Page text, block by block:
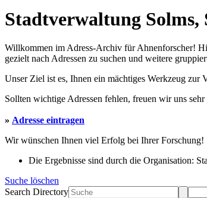
Stadtverwaltung Solms,
Willkommen im Adress-Archiv für Ahnenforscher!
gezielt nach Adressen zu suchen und weitere
Unser Ziel ist es, Ihnen ein mächtiges Werkzeug zur
Sollten wichtige Adressen fehlen, freuen wir uns
» Adresse eintragen
Wir wünschen Ihnen viel Erfolg bei Ihrer Forschung!
Die Ergebnisse sind durch die Organisation:
Suche löschen
Search Directory